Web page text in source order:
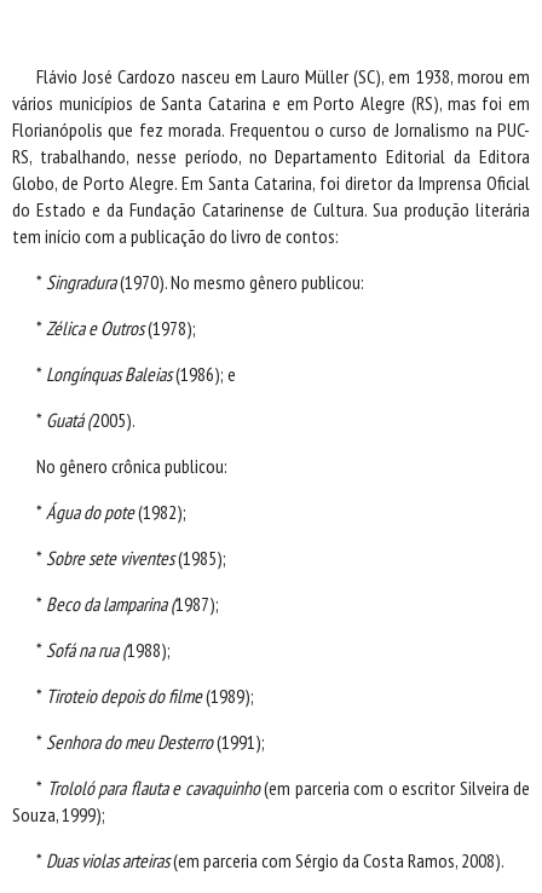
Flávio José Cardozo nasceu em Lauro Müller (SC), em 1938, morou em
vários municípios de Santa Catarina e em Porto Alegre (RS), mas foi em
Florianópolis que fez morada. Frequentou o curso de Jornalismo na PUC-
RS, trabalhando, nesse período, no Departamento Editorial da Editora
Globo, de Porto Alegre. Em Santa Catarina, foi diretor da Imprensa Oficial
do Estado e da Fundação Catarinense de Cultura. Sua produção literária
tem início com a publicação do livro de contos:
*Singradura(1970). No mesmo gênero publicou:
*Zélica e Outros(1978);
* Longínquas Baleias(1986); e
* Guatá (2005).
No gênero crônica publicou:
*Água do pote(1982);
*Sobre sete viventes(1985);
* Beco da lamparina (1987);
*Sofá na rua (1988);
* Tiroteio depois do filme(1989);
*Senhora do meu Desterro(1991);
* Trololó para flauta e cavaquinho(em parceria com o escritor Silveira de
Souza, 1999);
* Duas violas arteiras(em parceria com Sérgio da Costa Ramos, 2008).